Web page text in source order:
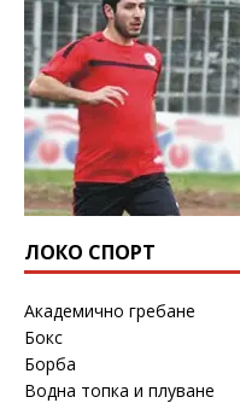
ЛОКО СПОРТ
Академично гребане
Бокс
Борба
Водна топка и плуване